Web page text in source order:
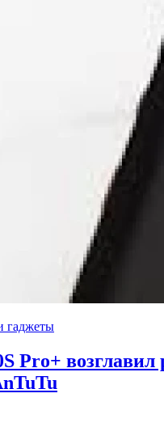
гаджеты
Pro+ возглавил